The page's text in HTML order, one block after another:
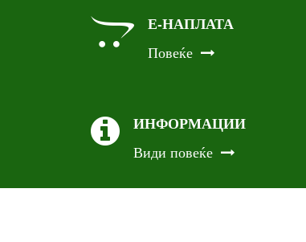
Е-НАПЛАТА
Повеќе
ИНФОРМАЦИИ
Види повеќе